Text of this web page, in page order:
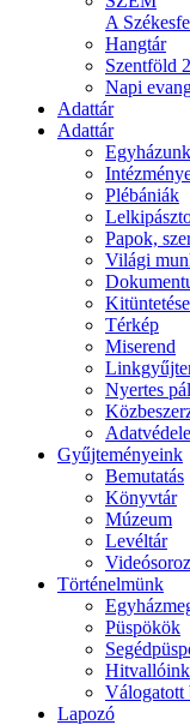
A
Hangtár
Szentföld
Napi
Adattár
Adattár
Egyházunk
Plébániák
Papok,
Világi
Térkép
Miserend
Nyertes
Gyűjteményeink
Bemutatás
Könyvtár
Múzeum
Levéltár
Történelmünk
Püspökök
Hitvallóink
Válogatott
Lapozó